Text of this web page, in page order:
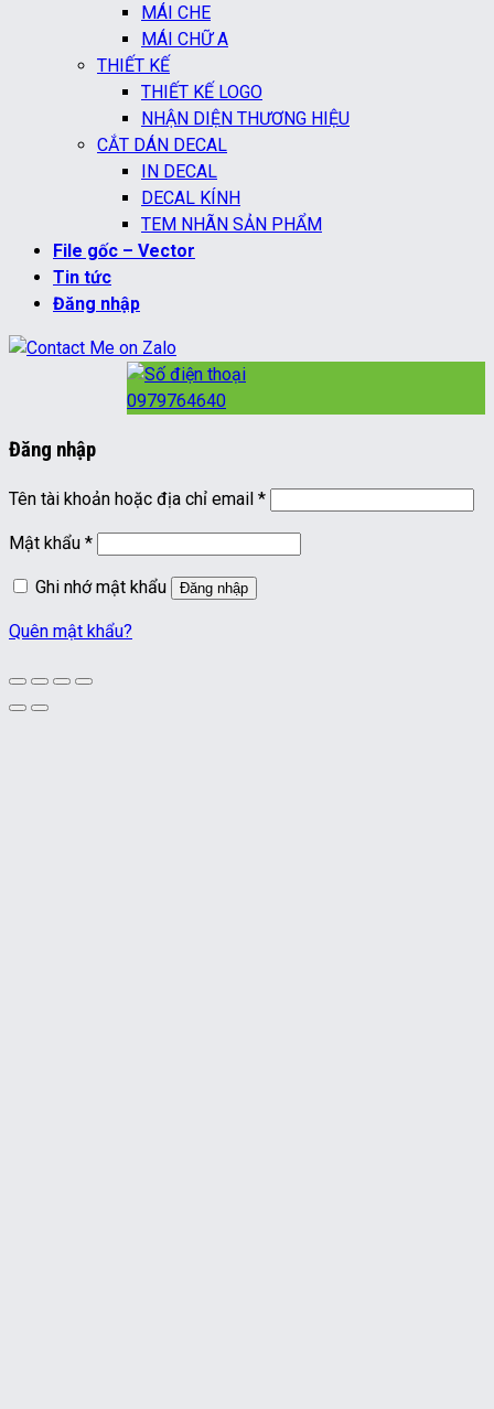
MÁI CHE
MÁI CHỮ A
THIẾT KẾ
THIẾT KẾ LOGO
NHẬN DIỆN THƯƠNG HIỆU
CẮT DÁN DECAL
IN DECAL
DECAL KÍNH
TEM NHÃN SẢN PHẨM
File gốc – Vector
Tin tức
Đăng nhập
0979764640
Đăng nhập
Tên tài khoản hoặc địa chỉ email *Bắt
Mật khẩu *Bắt
Ghi nhớ mật khẩu
Đăng nhập
Quên mật khẩu?